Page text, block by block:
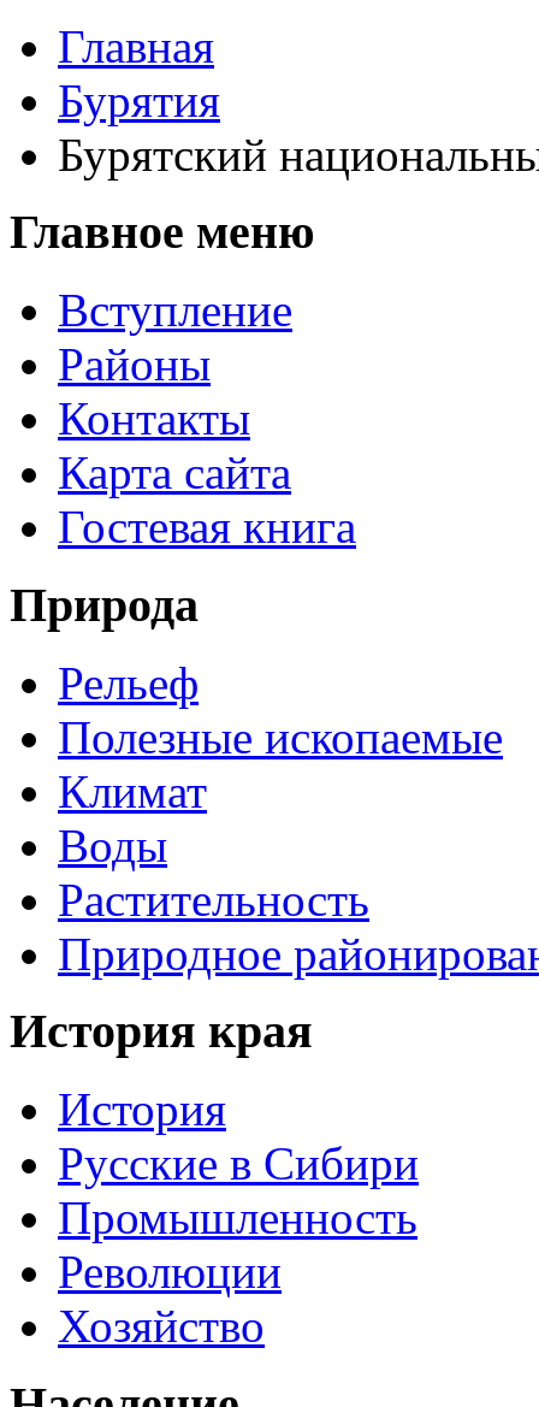
Главная
Бурятия
Бурятский
Главное меню
Вступление
Районы
Контакты
Карта сайта
Гостевая книга
Природа
Рельеф
Полезные ископаемые
Климат
Воды
Растительность
Природное
История края
История
Русские в Сибири
Промышленность
Революции
Хозяйство